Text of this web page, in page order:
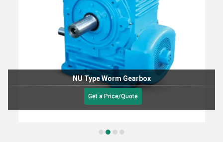
NU Type Worm Gearbox
Get a Price/Quote